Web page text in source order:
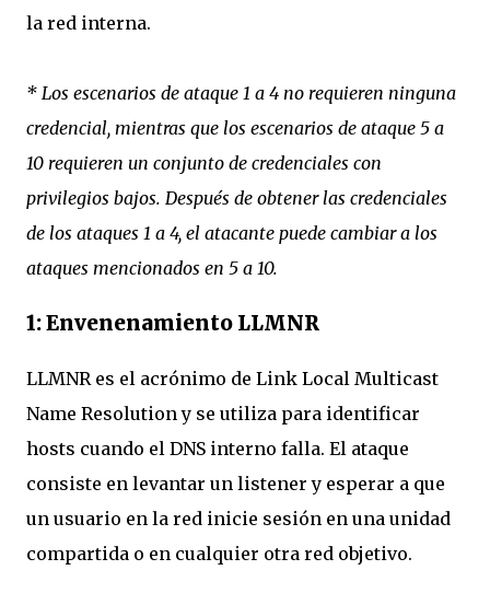
la red interna.
* Los escenarios de ataque 1 a 4 no requieren ninguna
credencial, mientras que los escenarios de ataque 5 a
10 requieren un conjunto de credenciales con
privilegios bajos. Después de obtener las credenciales
de los ataques 1 a 4, el atacante puede cambiar a los
ataques mencionados en 5 a 10.
1: Envenenamiento LLMNR
LLMNR es el acrónimo de Link Local Multicast
Name Resolution y se utiliza para identificar
hosts cuando el DNS interno falla. El ataque
consiste en levantar un listener y esperar a que
un usuario en la red inicie sesión en una unidad
compartida o en cualquier otra red objetivo.